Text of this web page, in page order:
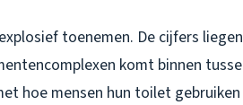
toenemen. De cijfers
komt binnen
hoe mensen hun toilet